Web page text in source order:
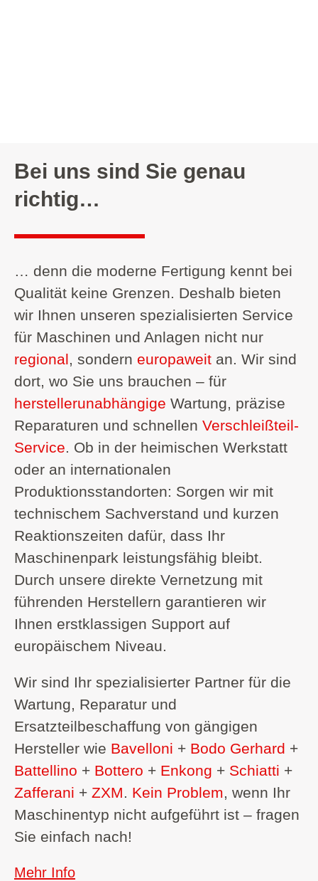
Bei uns sind Sie genau
richtig…
… denn die moderne Fertigung kennt bei
Qualität keine Grenzen. Deshalb bieten
wir Ihnen unseren spezialisierten Service
für Maschinen und Anlagen nicht nur
regional, sondern europaweit an. Wir sind
dort, wo Sie uns brauchen – für
herstellerunabhängige Wartung, präzise
Reparaturen und schnellen Verschleißteil-
Service. Ob in der heimischen Werkstatt
oder an internationalen
Produktionsstandorten: Sorgen wir mit
technischem Sachverstand und kurzen
Reaktionszeiten dafür, dass Ihr
Maschinenpark leistungsfähig bleibt.
Durch unsere direkte Vernetzung mit
führenden Herstellern garantieren wir
Ihnen erstklassigen Support auf
europäischem Niveau.
Wir sind Ihr spezialisierter Partner für die
Wartung, Reparatur und
Ersatzteilbeschaffung von gängigen
Hersteller wie Bavelloni + Bodo Gerhard +
Battellino + Bottero + Enkong + Schiatti +
Zafferani + ZXM. Kein Problem, wenn Ihr
Maschinentyp nicht aufgeführt ist – fragen
Sie einfach nach!
Mehr Info